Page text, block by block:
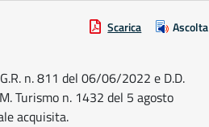
Scarica Ascolta
n. 811 del 06/06/2022 e D.D.
Turismo n. 1432 del 5 agosto
acquisita.